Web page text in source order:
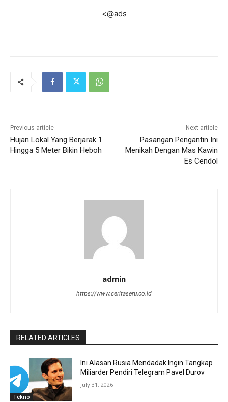
<@ads
Previous article
Hujan Lokal Yang Berjarak 1
Hingga 5 Meter Bikin Heboh
Next article
Pasangan Pengantin Ini
Menikah Dengan Mas Kawin
Es Cendol
admin
https://www.ceritaseru.co.id
RELATED ARTICLES
Tekno
Ini Alasan Rusia Mendadak Ingin Tangkap
Miliarder Pendiri Telegram Pavel Durov
July 31, 2026